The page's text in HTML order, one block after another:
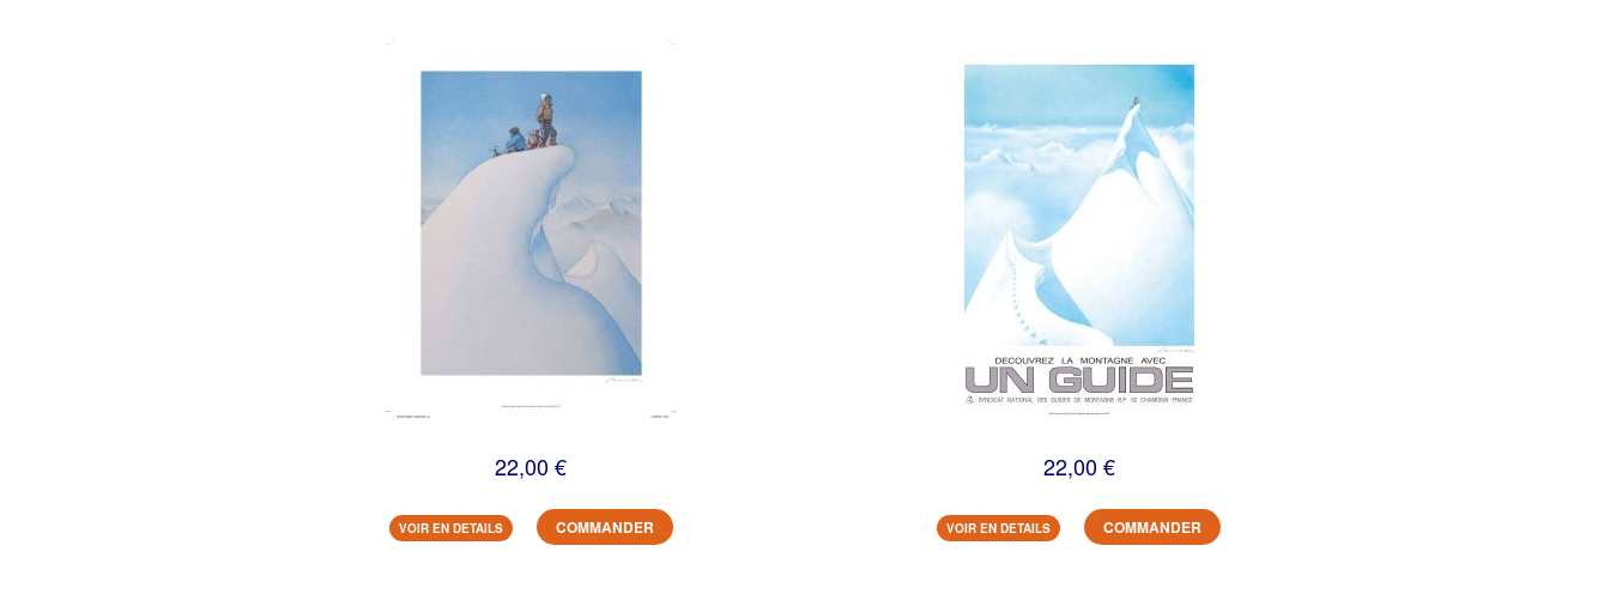
22,00 €
VOIR EN DETAILS COMMANDER
22,00 €
VOIR EN DETAILS COMMANDER